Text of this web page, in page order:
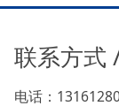
联系方式
电话：